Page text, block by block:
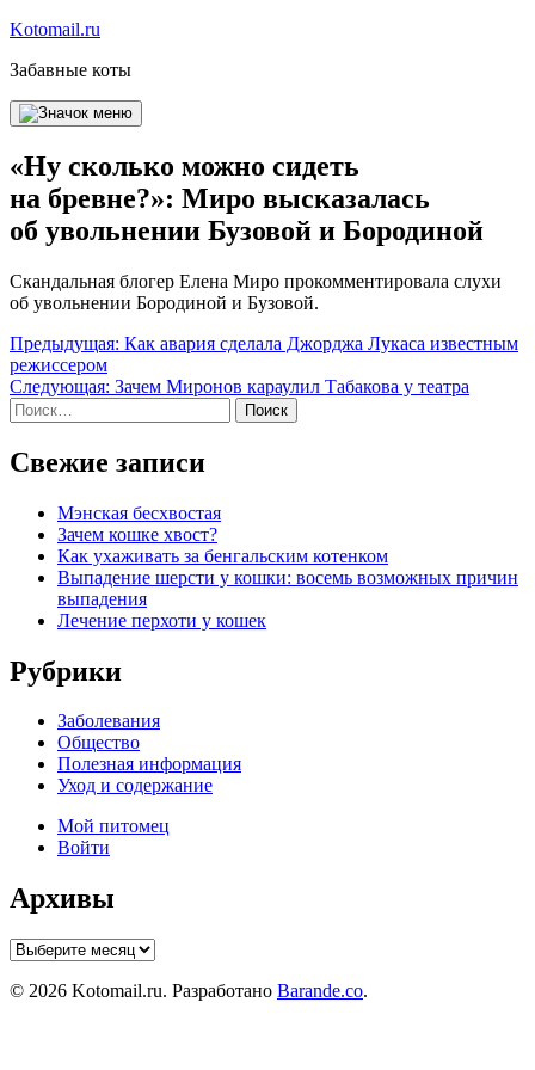
Перейти
содержимому
Kotomail.ru
Забавные коты
«Ну сколько можно сидеть
на бревне?»: Миро высказалась
об увольнении Бузовой и Бородиной
Скандальная блогер Елена Миро прокомментировала слухи
об увольнении Бородиной и Бузовой.
Навигация
по
записям
Предыдущая: Как авария сделала Джорджа Лукаса известным
режиссером
Следующая: Зачем Миронов караулил Табакова у театра
Найти:
Свежие записи
Мэнская бесхвостая
Зачем кошке хвост?
Как ухаживать за бенгальским котенком
Выпадение шерсти у кошки: восемь возможных причин
выпадения
Лечение перхоти у кошек
Рубрики
Заболевания
Общество
Полезная информация
Уход и содержание
Мой питомец
Войти
Архивы
Архивы
© 2026 Kotomail.ru. Разработано Barande.co.